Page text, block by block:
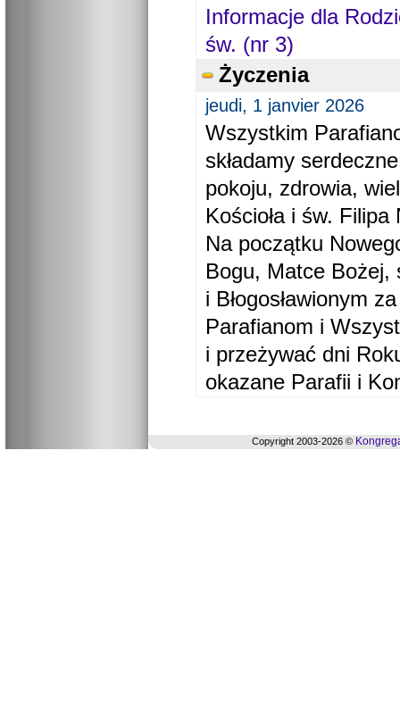
Informacje dla
św. (nr 3)
Życzenia
jeudi, 1 janvier 2026
Wszystkim
składamy
pokoju, zdrowia,
Kościoła i św. Filipa
Na początku
Bogu, Matce Bożej,
i Błogosławionym
Parafianom i
i przeżywać dni
okazane Parafii i
Copyright 2003-2026 ©